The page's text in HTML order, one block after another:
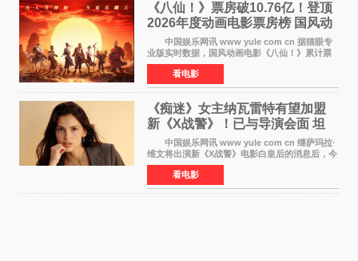
《八仙！》票房破10.76亿！登顶
2026年度动画电影票房榜 国风动
画逆袭暑期档
中国娱乐网讯 www yule com cn 据猫眼专
业版实时数据，国风动画电影《八仙！》累计票
房突破10 76亿元，超过《熊出没·年年有熊》，
暂列2026年度动画影片票房榜冠军。该片自暑期
档登陆院线以
看电影
《痴迷》女主纳瓦雷特有望加盟
新《X战警》！已与导演会面 坦
言“魔形女一直很酷”
中国娱乐网讯 www yule com cn 继萨玛拉·
维文将出演新《X战警》电影白皇后的消息后，今
年暑期档大热恐怖片《痴迷》女主角印达·纳瓦雷
特也有望加盟这部备受瞩目的漫威新作——目前
还处于有
看电影